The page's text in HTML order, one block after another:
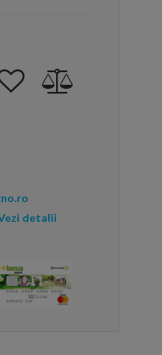
detalii